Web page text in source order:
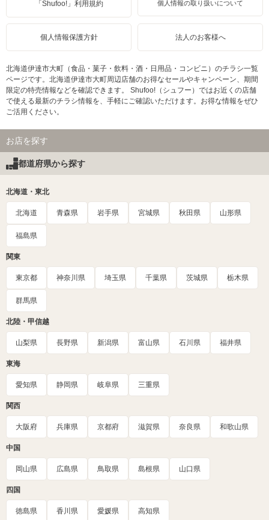
「Shufoo!」利用規約 個人情報の取り扱いについて
個人情報保護方針 法人のお客様へ
北海道伊達市大町（食品・菓子・飲料・酒・日用品・コンビニ）のチラシ一覧
ページです。北海道伊達市大町周辺店舗のお得なセールやキャンペーン、期間
限定の特売情報などを確認できます。 Shufoo!（シュフー）ではお近くの店舗
で使える最新のチラシ情報を、手軽にご確認いただけます。お得な情報をぜひ
ご活用ください。
お店を探す
都道府県から探す
北海道・東北
北海道 青森県 岩手県 宮城県 秋田県 山形県
福島県
関東
東京都 神奈川県 埼玉県 千葉県 茨城県 栃木県
群馬県
北陸・甲信越
山梨県 長野県 新潟県 富山県 石川県 福井県
東海
愛知県 静岡県 岐阜県 三重県
関西
大阪府 兵庫県 京都府 滋賀県 奈良県 和歌山県
中国
岡山県 広島県 鳥取県 島根県 山口県
四国
徳島県 香川県 愛媛県 高知県